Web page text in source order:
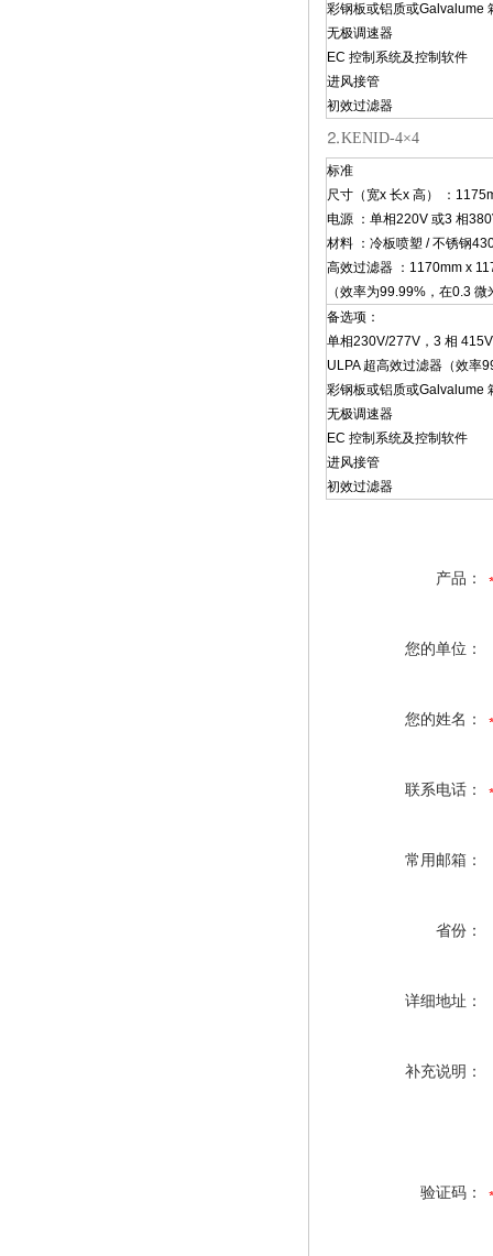
彩钢板或铝质或Galvalume
无极调速器
EC 控制系统及控制软件
进风接管
初效过滤器
⒉KENID-4×4
标准
尺寸（宽x 长x 高） ：
电源 ：单相220V 或3 相
材料 ：冷板喷塑 / 不锈钢
高效过滤器 ：1170mm x
（效率为99.99%，在0.3 微
备选项：
单相230V/277V，3 相
ULPA 超高效过滤器（效率
彩钢板或铝质或Galvalume
无极调速器
EC 控制系统及控制软件
进风接管
初效过滤器
产品：
您的单位：
您的姓名：
联系电话：
常用邮箱：
省份：
详细地址：
补充说明：
验证码：